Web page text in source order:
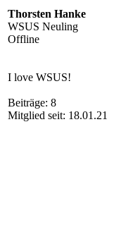
Thorsten Hanke
WSUS Neuling
Offline
I love WSUS!
Beiträge: 8
Mitglied seit: 18.01.21